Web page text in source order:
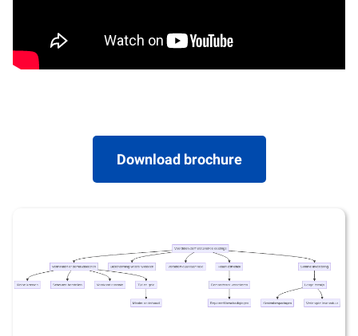
Download brochure